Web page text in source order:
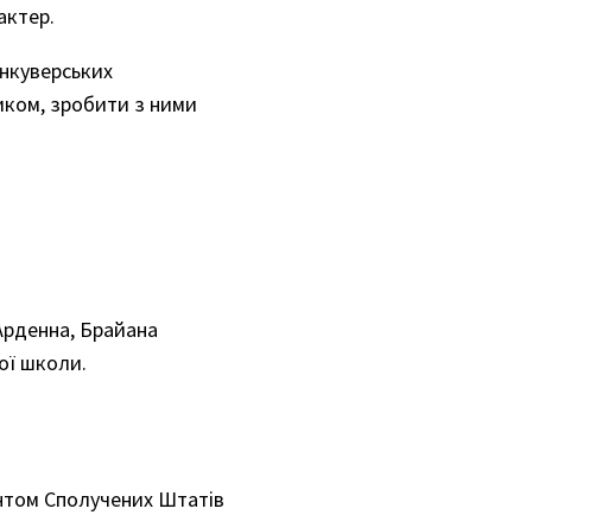
зробити з ними
Брайана
школи.
Сполучених Штатів